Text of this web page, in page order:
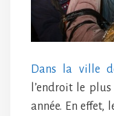
Dans la ville
l’endroit le
année. En effet,